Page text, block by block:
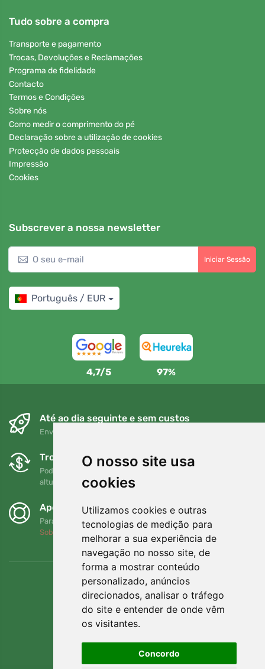
O nosso site usa
cookies
Utilizamos cookies e outras
tecnologias de medição para
melhorar a sua experiência de
navegação no nosso site, de
forma a mostrar conteúdo
personalizado, anúncios
direcionados, analisar o tráfego
do site e entender de onde vêm
os visitantes.
Concordo
Tudo sobre a compra
Transporte e pagamento
Trocas, Devoluções e Reclamações
Programa de fidelidade
Contacto
Termos e Condições
Sobre nós
Como medir o comprimento do pé
Declaração sobre a utilização de cookies
Protecção de dados pessoais
Impressão
Cookies
Subscrever a nossa newsletter
Iniciar Sessão
Português / EUR
4,7/5 97%
Até ao dia seguinte e sem custos
Envio gratuito para encomendas superiores a 80 EUR
Trocas e devoluções gratuitas
Pode devolver ou trocar a sua encomenda em qualquer
altura no prazo de 90 dias
Apoiamos a Trees.org
Para cada encomenda plantamos uma árvore! Leia mais
Sobre nós